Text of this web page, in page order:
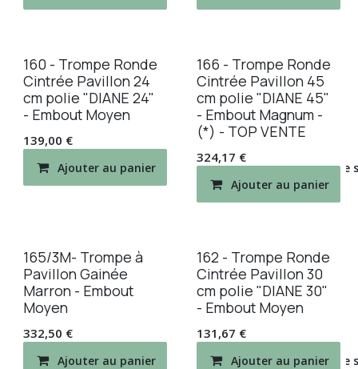
160 - Trompe Ronde
Cintrée Pavillon 24
cm polie "DIANE 24"
- Embout Moyen
139,00 €
Ajouter au panier Ajouter à la liste de
166 - Trompe Ronde
Cintrée Pavillon 45
cm polie "DIANE 45"
- Embout Magnum -
(*) - TOP VENTE
324,17 €
Ajouter au panier
165/3M- Trompe à
Pavillon Gainée
Marron - Embout
Moyen
332,50 €
Ajouter au panier Ajouter à la liste de
162 - Trompe Ronde
Cintrée Pavillon 30
cm polie "DIANE 30"
- Embout Moyen
131,67 €
Ajouter au panier